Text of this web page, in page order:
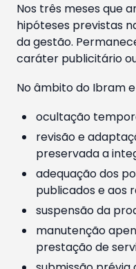
Nos três meses que
hipóteses previstas
da gestão.
caráter publicitário
No âmbito do Ibram
ocultação
revisão e
preservada a
adequação dos
publicados e aos
suspensão da
manutenção
prestação de